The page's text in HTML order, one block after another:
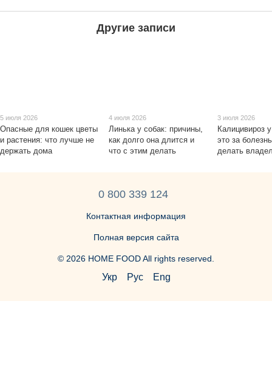
Другие записи
5 июля 2026
Опасные для кошек цветы
и растения: что лучше не
держать дома
4 июля 2026
Линька у собак: причины,
как долго она длится и
что с этим делать
3 июля 2026
Калицивироз
это за
делать
0 800 339 124
Контактная информация
Полная версия сайта
© 2026 HOME FOOD All rights reserved.
Укр Рус Eng